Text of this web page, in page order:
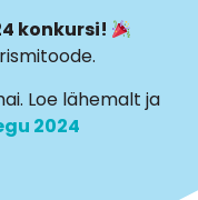
konkursi!
Loe lähemalt ja
2024